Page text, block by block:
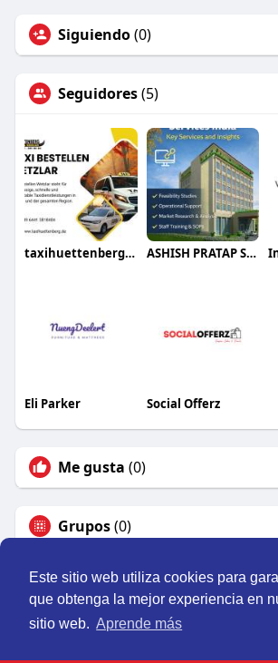
Este sitio web utiliza cookies para
que obtenga la mejor experiencia en
sitio web. Aprende más
Siguiendo(0)
Seguidores(5)
taxihuettenberg48 ASHISH PRATAP SINGH
Eli Parker Social Offerz
Me gusta (0)
Grupos(0)
© 2026 Perú Activo
Inicio
Nosotros Contacto